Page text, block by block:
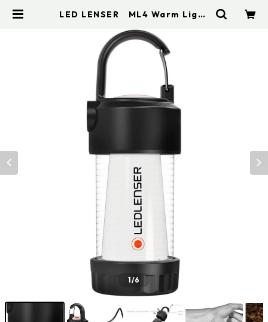
LED LENSER ML4 Warm Light
1/6